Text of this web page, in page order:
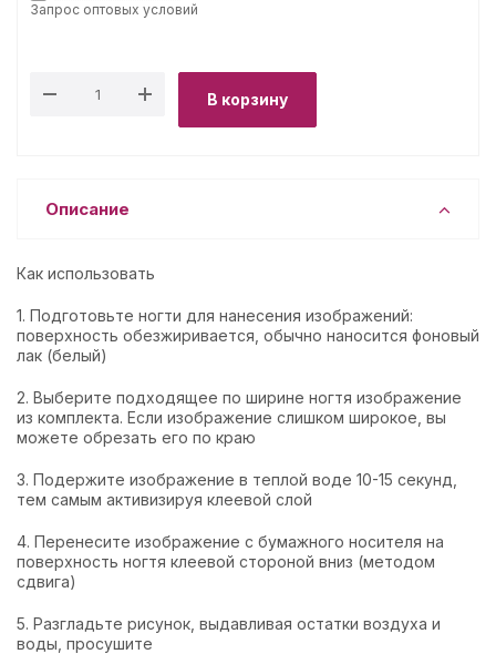
Запрос оптовых условий
В корзину
Описание
Как использовать
1. Подготовьте ногти для нанесения изображений:
поверхность обезжиривается, обычно наносится фоновый
лак (белый)
2. Выберите подходящее по ширине ногтя изображение
из комплекта. Если изображение слишком широкое, вы
можете обрезать его по краю
3. Подержите изображение в теплой воде 10-15 секунд,
тем самым активизируя клеевой слой
4. Перенесите изображение с бумажного носителя на
поверхность ногтя клеевой стороной вниз (методом
сдвига)
5. Разгладьте рисунок, выдавливая остатки воздуха и
воды, просушите